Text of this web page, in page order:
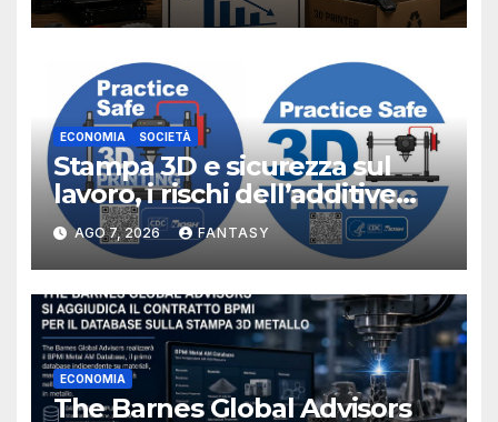
ECONOMIA SOCIETÀ
Stampa 3D e sicurezza sul
lavoro, i rischi dell’additive
manufacturing secondo
NIOSH
AGO 7, 2026 FANTASY
ECONOMIA
The Barnes Global Advisors